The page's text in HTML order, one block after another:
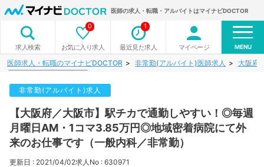
医師の求人・転職・アルバイトはマイナビDOCTOR
求人検索 お気に入り求人
0
最近見た求人
1
マイページ MENU
医師求人・転職のマイナビDOCTOR 非常勤(アルバイト)医師求人 大阪府
非常勤(アルバイト)求人
【大阪府／大阪市】駅チカで通勤しやすい！◎毎週
月曜日AM・1コマ3.85万円◎地域密着病院にて外
来のお仕事です（一般内科／非常勤）
更新日 : 2021/04/02求人No : 630971